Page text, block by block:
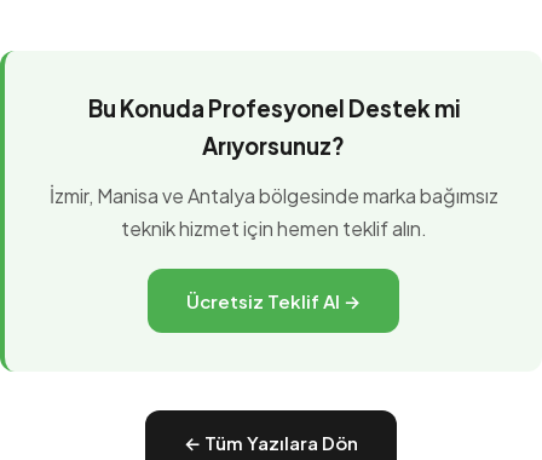
Bu Konuda Profesyonel Destek mi
Arıyorsunuz?
İzmir, Manisa ve Antalya bölgesinde marka bağımsız
teknik hizmet için hemen teklif alın.
Ücretsiz Teklif Al →
← Tüm Yazılara Dön